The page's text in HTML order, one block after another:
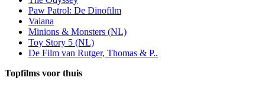
Paw Patrol: De Dinofilm
Vaiana
Minions & Monsters (NL)
Toy Story 5 (NL)
De Film van Rutger, Thomas & P..
Topfilms voor thuis